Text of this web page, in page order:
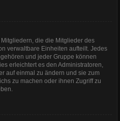
die die Mitglieder des
verwaltbare Einheiten aufteilt. Jedes
und jeder Gruppe können
erleichtert es den Administratoren,
auf einmal zu ändern und sie zum
zu machen oder ihnen Zugriff zu